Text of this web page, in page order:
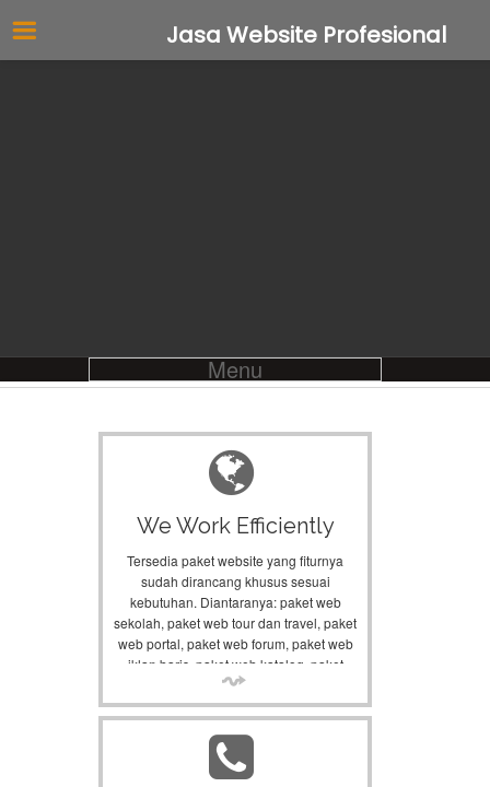
Menu
We Work Efficiently
Tersedia paket website yang fiturnya
sudah dirancang khusus sesuai
kebutuhan. Diantaranya: paket web
sekolah, paket web tour dan travel, paket
web portal, paket web forum, paket web
iklan baris, paket web katalog, paket
web profil usaha, dll.
Jasa Website Profesional